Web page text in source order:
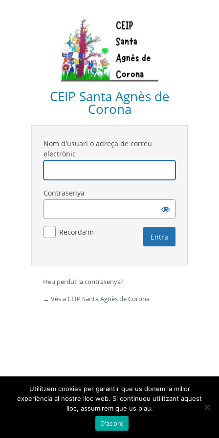
CEIP Santa Agnès de
Corona
Nom d'usuari o adreça de correu
electrònic
Contrasenya
Recorda'm
Heu perdut la contrasenya?
← Vés a CEIP Santa Agnès de Corona
Utilitzem cookies per garantir que us donem la millor
experiència al nostre lloc web. Si continueu utilitzant aquest
lloc, assumirem que us plau.
D'acord